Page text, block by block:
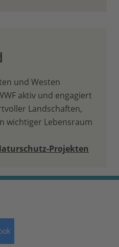
und Westen
aktiv und engagiert
Landschaften,
wichtiger Lebensraum
Projekten